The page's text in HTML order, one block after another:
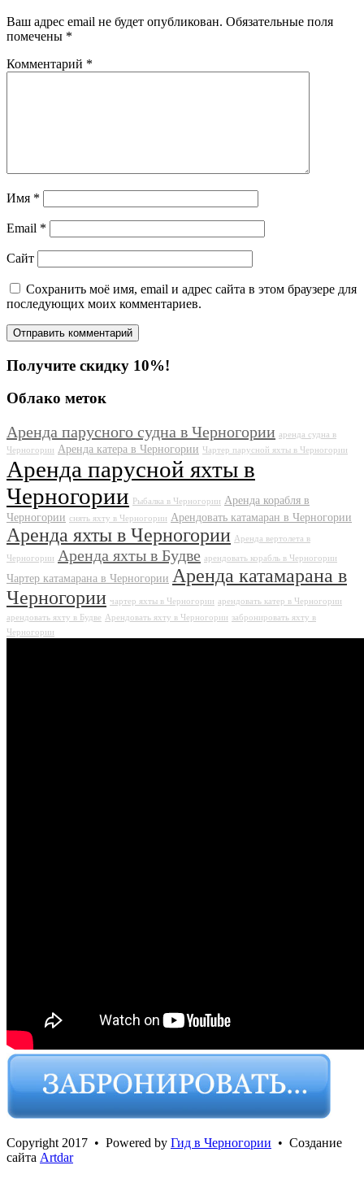
Ваш адрес email не будет опубликован. Обязательные поля
помечены *
Комментарий *
Имя *
Email *
Сайт
Сохранить моё имя, email и адрес сайта в этом браузере для
последующих моих комментариев.
Получите скидку 10%!
Облако меток
Аренда парусного судна в Черногории аренда судна в
Черногории Аренда катера в Черногории Чартер парусной яхты в Черногории
Аренда парусной яхты в
Черногории
Рыбалка в Черногории Аренда корабля в
Черногории снять яхту в Черногории Арендовать катамаран в Черногории
Аренда яхты в Черногории Аренда вертолета в
Черногории Аренда яхты в Будве арендовать корабль в Черногории
Чартер катамарана в Черногории Аренда катамарана в
Черногории чартер яхты в Черногории арендовать катер в Черногории
арендовать яхту в Будве Арендовать яхту в Черногории забронировать яхту в
Черногории
Сopyright 2017 • Powered by Гид в Черногории • Создание
сайта Artdar